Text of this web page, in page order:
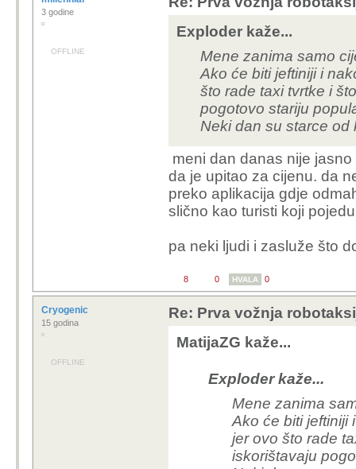
odrastao u Zagrebu,
biti opet, Bog te pitaj.
ne preuzimati moju.
Vi tam u Zagrebu
mene to organski
nesmiljenom
međugradski,
-no narativ ide dalje,
istina :)
edit: ili što ja primjećujem :)
-naslov.. prva vožnja, ..
već nekoliko puta,
-vožnja? mediji koji
objave ga.. ne nešto što
-prva komercijalana-
1,99.. samo za izabrane,
komercijalana.. a ni neće
centrale.. no do jednog od
C64/TurboModul-
供开源爱好者学习使用
Poruka je uređivana zadnji
0 HVALA 0
Re: Prva vožnja
Exploder kaže...
Reci ti prijatelju gdje